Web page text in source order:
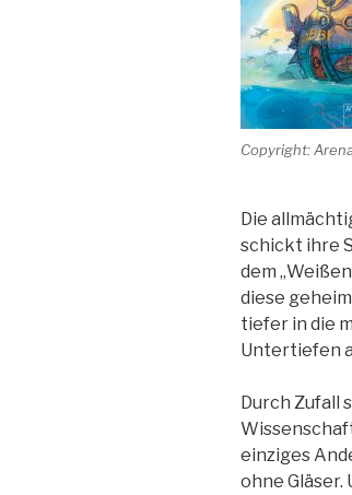
Copyright:
Die
schickt ihre
dem
diese
tiefer in die
Untertiefen
Durch Zufall
einziges
ohne